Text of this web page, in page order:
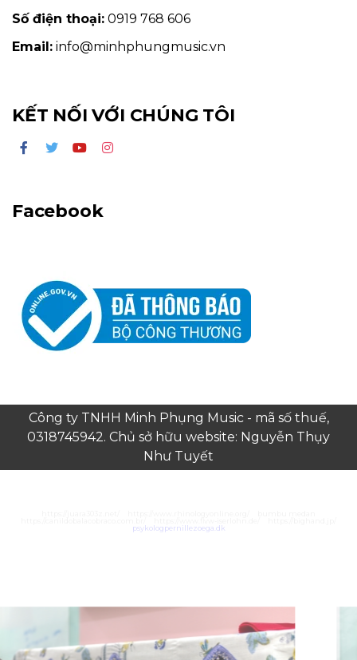
Số điện thoại: 0919 768 606
Email: info@minhphungmusic.vn
KẾT NỐI VỚI CHÚNG TÔI
Facebook
Công ty TNHH Minh Phụng Music - mã số thuế,
0318745942. Chủ sở hữu website: Nguyễn Thụy
Như Tuyết
psykologpernillezoega.dk